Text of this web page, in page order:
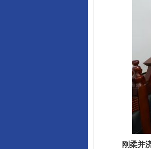
刚柔并济